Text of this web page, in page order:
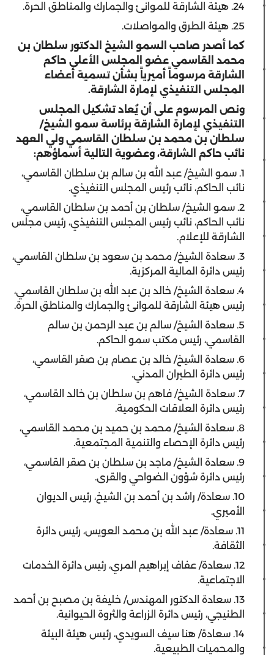
24. هيئة الشارقة للموانئ والجمارك والمناطق الحرة.
25. هيئة الطرق والمواصلات.
كما أصدر صاحب السمو الشيخ الدكتور سلطان بن
محمد القاسمي عضو المجلس الأعلى حاكم
الشارقة مرسوماً أميرياً بشأن تسمية أعضاء
المجلس التنفيذي لإمارة الشارقة.
ونص المرسوم على أن يُعاد تشكيل المجلس
التنفيذي لإمارة الشارقة برئاسة سمو الشيخ/
سلطان بن محمد بن سلطان القاسمي ولي العهد
نائب حاكم الشارقة، وعضوية التالية أسماؤهم:
1. سمو الشيخ/ عبد الله بن سالم بن سلطان القاسمي،
نائب الحاكم، نائب رئيس المجلس التنفيذي.
2. سمو الشيخ/ سلطان بن أحمد بن سلطان القاسمي،
نائب الحاكم، نائب رئيس المجلس التنفيذي، رئيس مجلس
الشارقة للإعلام.
3. سعادة الشيخ/ محمد بن سعود بن سلطان القاسمي،
رئيس دائرة المالية المركزية.
4. سعادة الشيخ/ خالد بن عبد الله بن سلطان القاسمي،
رئيس هيئة الشارقة للموانئ والجمارك والمناطق الحرة.
5. سعادة الشيخ/ سالم بن عبد الرحمن بن سالم
القاسمي، رئيس مكتب سمو الحاكم.
6. سعادة الشيخ/ خالد بن عصام بن صقر القاسمي،
رئيس دائرة الطيران المدني.
7. سعادة الشيخ/ فاهم بن سلطان بن خالد القاسمي،
رئيس دائرة العلاقات الحكومية.
8. سعادة الشيخ/ محمد بن حميد بن محمد القاسمي،
رئيس دائرة الإحصاء والتنمية المجتمعية.
9. سعادة الشيخ/ ماجد بن سلطان بن صقر القاسمي،
رئيس دائرة شؤون الضواحي والقرى.
10. سعادة/ راشد بن أحمد بن الشيخ، رئيس الديوان
الأميري.
11. سعادة/ عبد الله بن محمد العويس، رئيس دائرة
الثقافة.
12. سعادة/ عفاف إبراهيم المري، رئيس دائرة الخدمات
الاجتماعية.
13. سعادة الدكتور المهندس/ خليفة بن مصبح بن أحمد
الطنيجي، رئيس دائرة الزراعة والثروة الحيوانية.
14. سعادة/ هنا سيف السويدي، رئيس هيئة البيئة
والمحميات الطبيعية.